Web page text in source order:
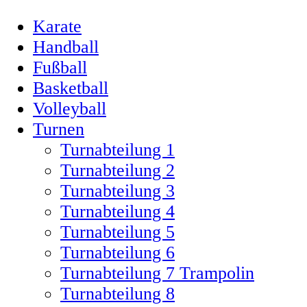
Karate
Handball
Fußball
Basketball
Volleyball
Turnen
Turnabteilung 1
Turnabteilung 2
Turnabteilung 3
Turnabteilung 4
Turnabteilung 5
Turnabteilung 6
Turnabteilung 7 Trampolin
Turnabteilung 8